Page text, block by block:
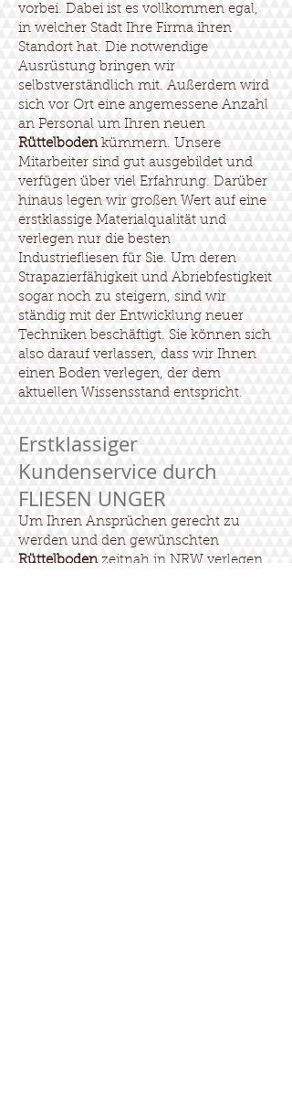
vorbei. Dabei ist es vollkommen egal,
in welcher Stadt Ihre Firma ihren
Standort hat. Die notwendige
Ausrüstung bringen wir
selbstverständlich mit. Außerdem wird
sich vor Ort eine angemessene Anzahl
an Personal um Ihren neuen
Rüttelboden kümmern. Unsere
Mitarbeiter sind gut ausgebildet und
verfügen über viel Erfahrung. Darüber
hinaus legen wir großen Wert auf eine
erstklassige Materialqualität und
verlegen nur die besten
Industriefliesen für Sie. Um deren
Strapazierfähigkeit und Abriebfestigkeit
sogar noch zu steigern, sind wir
ständig mit der Entwicklung neuer
Techniken beschäftigt. Sie können sich
also darauf verlassen, dass wir Ihnen
einen Boden verlegen, der dem
aktuellen Wissensstand entspricht.
Erstklassiger
Kundenservice durch
FLIESEN UNGER
Um Ihren Ansprüchen gerecht zu
werden und den gewünschten
Rüttelboden zeitnah in NRW verlegen